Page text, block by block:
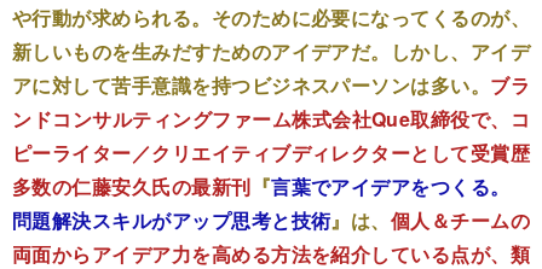
や行動が求められる。そのために必要になってくるのが、
新しいものを生みだすためのアイデアだ。しかし、アイデ
アに対して苦手意識を持つビジネスパーソンは多い。 ブラ
ンドコンサルティングファーム株式会社Que取締役で、コ
ピーライター／クリエイティブディレクターとして受賞歴
多数の仁藤安久氏の最新刊 『言葉でアイデアをつくる。
問題解決スキルがアップ思考と技術』は、 個人＆チームの
両面からアイデア力を高める方法を紹介している点が、類